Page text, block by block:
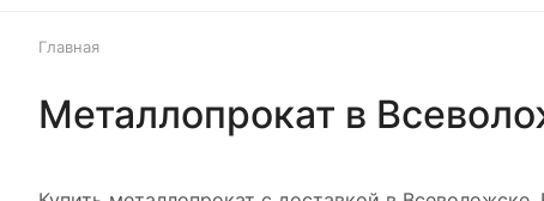
Главная
Металлопрокат в